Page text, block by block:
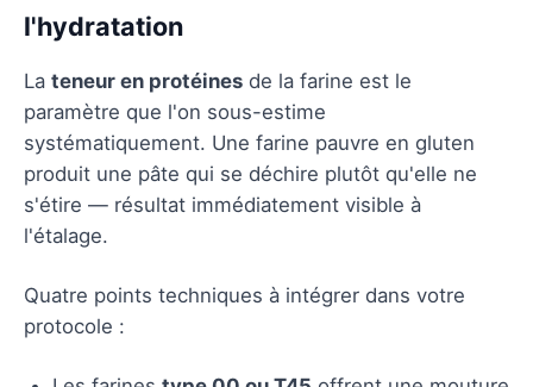
l'hydratation
La teneur en protéines de la farine est le
paramètre que l'on sous-estime
systématiquement. Une farine pauvre en gluten
produit une pâte qui se déchire plutôt qu'elle ne
s'étire — résultat immédiatement visible à
l'étalage.
Quatre points techniques à intégrer dans votre
protocole :